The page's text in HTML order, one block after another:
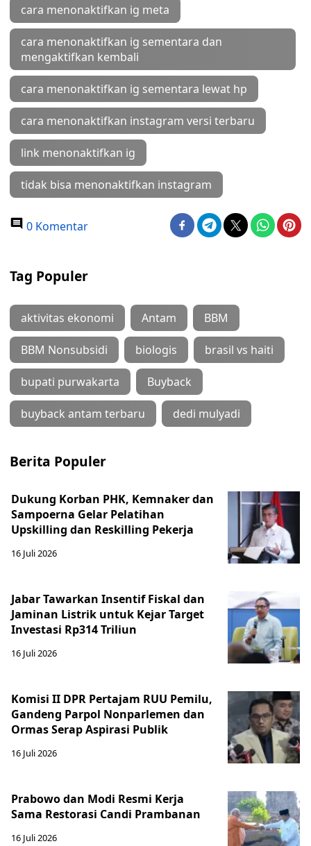
cara menonaktifkan ig meta
cara menonaktifkan ig sementara dan
mengaktifkan kembali
cara menonaktifkan ig sementara lewat hp
cara menonaktifkan instagram versi terbaru
link menonaktifkan ig
tidak bisa menonaktifkan instagram
0 Komentar
Tag Populer
aktivitas ekonomi Antam BBM
BBM Nonsubsidi biologis brasil vs haiti
bupati purwakarta Buyback
buyback antam terbaru dedi mulyadi
Berita Populer
Dukung Korban PHK, Kemnaker dan
Sampoerna Gelar Pelatihan
Upskilling dan Reskilling Pekerja
16 Juli 2026
Jabar Tawarkan Insentif Fiskal dan
Jaminan Listrik untuk Kejar Target
Investasi Rp314 Triliun
16 Juli 2026
Komisi II DPR Pertajam RUU Pemilu,
Gandeng Parpol Nonparlemen dan
Ormas Serap Aspirasi Publik
16 Juli 2026
Prabowo dan Modi Resmi Kerja
Sama Restorasi Candi Prambanan
16 Juli 2026